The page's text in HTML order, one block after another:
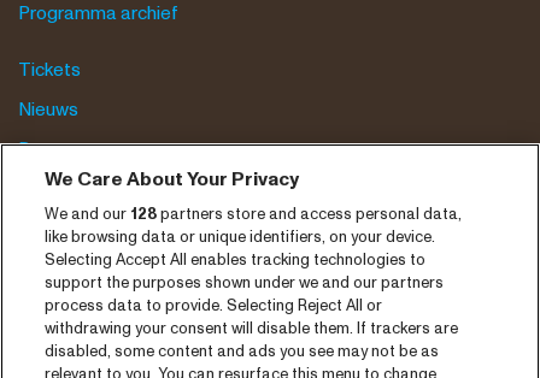
Programma archief
Tickets
Nieuws
Pers
Contact
CNSJ26 Spotify playlist
Facebook
Instagram
YouTube
We Care About Your Privacy
We and our 128partners store and access personal data,
like browsing data or unique identifiers, on your device.
Selecting Accept All enables tracking technologies to
support the purposes shown under we and our partners
process data to provide. Selecting Reject All or
withdrawing your consent will disable them. If trackers are
disabled, some content and ads you see may not be as